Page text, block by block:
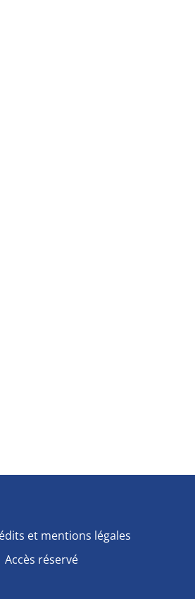
et mentions légales
Accès réservé